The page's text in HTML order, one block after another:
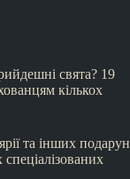
свята? 19
кількох
та інших